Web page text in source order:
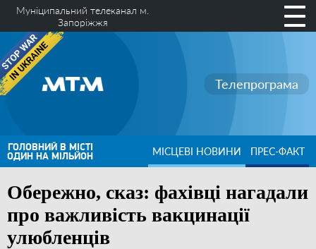
Муніципальний телеканал м.
Запоріжжя
Телепрограма
ГОЛОВНИЙ В МІСТІ
ОДИН НА МІЛЬЙОН МІСЦЕВІ НОВИНИ ПРЕС-ФАКТ
Обережно, сказ: фахівці нагадали
про важливість вакцинації
улюбленців